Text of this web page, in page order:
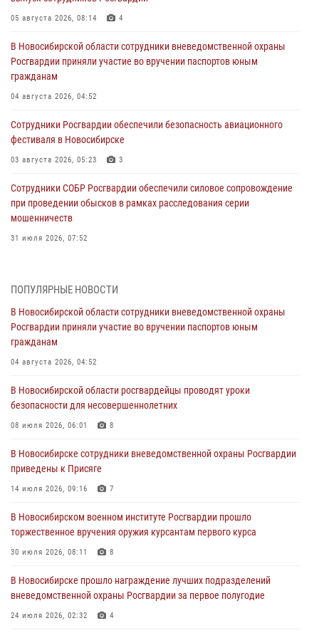
05 августа 2026, 08:14 4
В Новосибирской области сотрудники вневедомственной охраны
Росгвардии приняли участие во вручении паспортов юным
гражданам
04 августа 2026, 04:52
Сотрудники Росгвардии обеспечили безопасность авиационного
фестиваля в Новосибирске
03 августа 2026, 05:23 3
Сотрудники СОБР Росгвардии обеспечили силовое сопровождение
при проведении обысков в рамках расследования серии
мошенничеств
31 июля 2026, 07:52
При силовой поддержке бойцов ОМОН и СОБР Росгвардии
пресечена деятельность группы лиц, причастных к мошенничеству
в сфере страхования
В Новосибирске сотрудниками вневедомственной охраны
Росгвардии задержан гражданин, находящийся в розыске
В Новосибирске военнослужащие отряда спецназа «Ермак»
Росгвардии провели занятия по беспарашютному десантированию
В Новосибирске военнослужащие Росгвардии почтили память детей
– жертв войны в Донбассе
ПОПУЛЯРНЫЕ НОВОСТИ
В Новосибирской области сотрудники вневедомственной охраны
Росгвардии приняли участие во вручении паспортов юным
гражданам
04 августа 2026, 04:52
В Новосибирской области росгвардейцы проводят уроки
безопасности для несовершеннолетних
08 июля 2026, 06:01 8
В Новосибирске сотрудники вневедомственной охраны Росгвардии
приведены к Присяге
14 июля 2026, 09:16 7
В Новосибирском военном институте Росгвардии прошло
торжественное вручения оружия курсантам первого курса
30 июля 2026, 08:11 8
В Новосибирске прошло награждение лучших подразделений
вневедомственной охраны Росгвардии за первое полугодие
24 июля 2026, 02:32 4